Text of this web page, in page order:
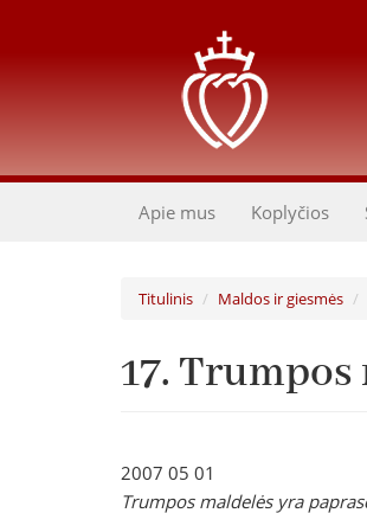
Apie mus Koplyčios
Titulinis Maldos ir giesmės
17.
2007 05 01
Trumpos maldelės yra